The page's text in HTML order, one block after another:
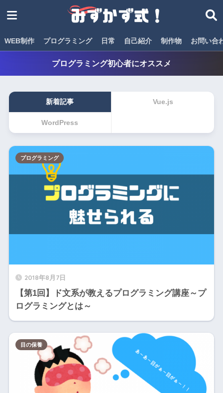
WEB制作 プログラミング 日常 自己紹介 制作物 お問い合
プログラミング初心者にオススメ
新着記事 Vue.js
WordPress
2018年8月7日
【第1回】ド文系が教えるプログラミング講座～プ
ログラミングとは～
プログラミング
目の保養